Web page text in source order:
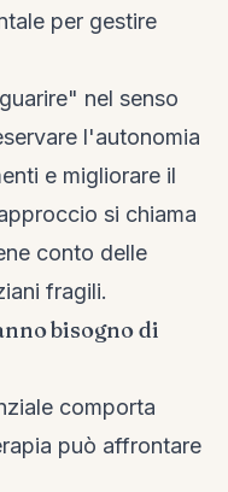
per gestire
nel senso
l'autonomia
e migliorare il
si chiama
conto delle
fragili.
bisogno di
comporta
può affrontare